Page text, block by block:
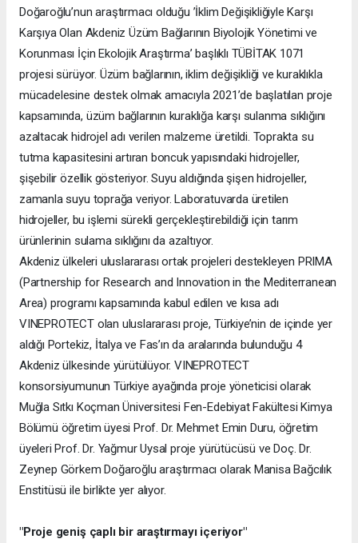
Doğaroğlu’nun araştırmacı olduğu ’İklim Değişikliğiyle Karşı
Karşıya Olan Akdeniz Üzüm Bağlarının Biyolojik Yönetimi ve
Korunması İçin Ekolojik Araştırma’ başlıklı TÜBİTAK 1071
projesi sürüyor. Üzüm bağlarının, iklim değişikliği ve kuraklıkla
mücadelesine destek olmak amacıyla 2021’de başlatılan proje
kapsamında, üzüm bağlarının kuraklığa karşı sulanma sıklığını
azaltacak hidrojel adı verilen malzeme üretildi. Toprakta su
tutma kapasitesini artıran boncuk yapısındaki hidrojeller,
şişebilir özellik gösteriyor. Suyu aldığında şişen hidrojeller,
zamanla suyu toprağa veriyor. Laboratuvarda üretilen
hidrojeller, bu işlemi sürekli gerçekleştirebildiği için tarım
ürünlerinin sulama sıklığını da azaltıyor.
Akdeniz ülkeleri uluslararası ortak projeleri destekleyen PRIMA
(Partnership for Research and Innovation in the Mediterranean
Area) programı kapsamında kabul edilen ve kısa adı
VINEPROTECT olan uluslararası proje, Türkiye’nin de içinde yer
aldığı Portekiz, İtalya ve Fas’ın da aralarında bulunduğu 4
Akdeniz ülkesinde yürütülüyor. VINEPROTECT
konsorsiyumunun Türkiye ayağında proje yöneticisi olarak
Muğla Sıtkı Koçman Üniversitesi Fen-Edebiyat Fakültesi Kimya
Bölümü öğretim üyesi Prof. Dr. Mehmet Emin Duru, öğretim
üyeleri Prof. Dr. Yağmur Uysal proje yürütücüsü ve Doç. Dr.
Zeynep Görkem Doğaroğlu araştırmacı olarak Manisa Bağcılık
Enstitüsü ile birlikte yer alıyor.
"Proje geniş çaplı bir araştırmayı içeriyor"